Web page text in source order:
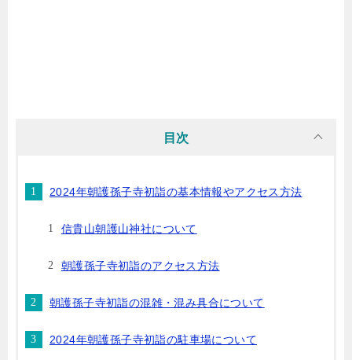
目次
2024年朝護孫子寺初詣の基本情報やアクセス方法
信貴山朝護山神社について
朝護孫子寺初詣のアクセス方法
朝護孫子寺初詣の混雑・混み具合について
2024年朝護孫子寺初詣の駐車場について